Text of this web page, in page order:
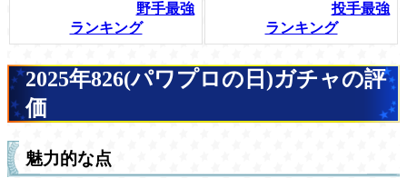
野手最強
ランキング
投手最強
ランキング
2025年826(パワプロの日)ガチャの評
価
魅力的な点